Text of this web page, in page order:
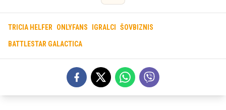
TRICIA HELFER ONLYFANS IGRALCI ŠOVBIZNIS
BATTLESTAR GALACTICA